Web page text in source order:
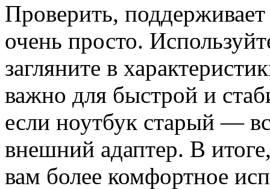
Проверить,
очень просто.
загляните в
важно для быстрой и
если ноутбук старый —
внешний адаптер. В
вам более комфортное